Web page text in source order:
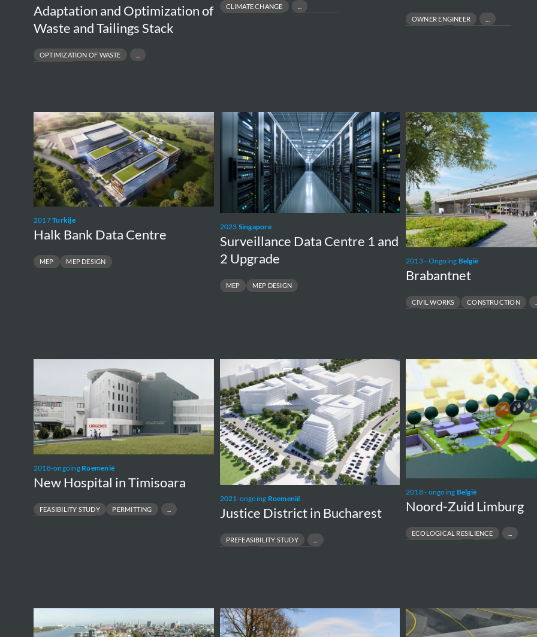
Adaptation and Optimization of
Waste and Tailings Stack
OPTIMIZATION OF WASTE
CLIMATE CHANGE
OWNER ENGINEER
2017Turkije
Halk Bank Data Centre
MEP MEP DESIGN
Halk
Bank
Data
Centre
2023 Singapore
Surveillance Data Centre 1 and
2 Upgrade
MEP MEP DESIGN
Surveillance
Data
Centre
2013 - Ongoing België
Brabantnet
CIVIL WORKS
CONSTRUCTION
Brabantnet
2018-ongoing Roemenië
New Hospital in Timisoara
FEASIBILITY STUDY
PERMITTING
in
Timisoara
2021-ongoing Roemenië
Justice District in Bucharest
PREFEASIBILITY STUDY
Justice
District
in
Bucharest
2018 - ongoing België
Noord-Zuid Limburg
ECOLOGICAL RESILIENCE
Noord-
Zuid
Limburg
Sigmaplan
Brussels
Airport